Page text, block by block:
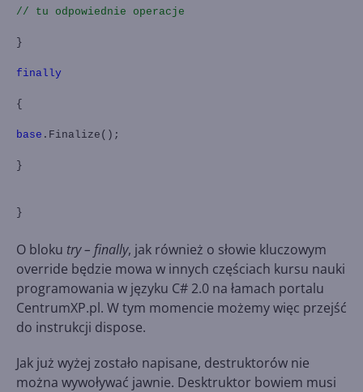
// tu odpowiednie operacje
}
finally
{
base .Finalize();
}
}
O bloku try – finally, jak również o słowie kluczowym
override będzie mowa w innych częściach kursu nauki
programowania w języku C# 2.0 na łamach portalu
CentrumXP.pl. W tym momencie możemy więc przejść
do instrukcji dispose.
Jak już wyżej zostało napisane, destruktorów nie
można wywoływać jawnie. Desktruktor bowiem musi